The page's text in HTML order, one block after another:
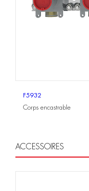
F5932
Corps encastrable
ACCESSOIRES